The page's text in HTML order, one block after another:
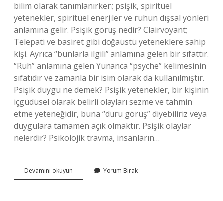
bilim olarak tanımlanırken; psişik, spiritüel
yetenekler, spiritüel enerjiler ve ruhun dışsal yönleri
anlamına gelir. Psişik görüş nedir? Clairvoyant;
Telepati ve basiret gibi doğaüstü yeteneklere sahip
kişi. Ayrıca “bunlarla ilgili” anlamına gelen bir sıfattır.
“Ruh” anlamına gelen Yunanca “psyche” kelimesinin
sıfatıdır ve zamanla bir isim olarak da kullanılmıştır.
Psişik duygu ne demek? Psişik yetenekler, bir kişinin
içgüdüsel olarak belirli olayları sezme ve tahmin
etme yeteneğidir, buna “duru görüş” diyebiliriz veya
duygulara tamamen açık olmaktır. Psişik olaylar
nelerdir? Psikolojik travma, insanların…
Devamını okuyun
Düşünce
Yorum Bırak